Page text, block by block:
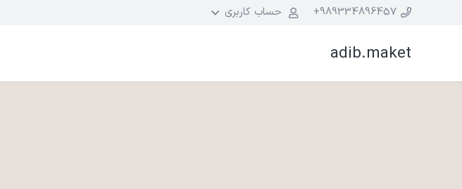
989334896457+ حساب کاربری
adib.maket